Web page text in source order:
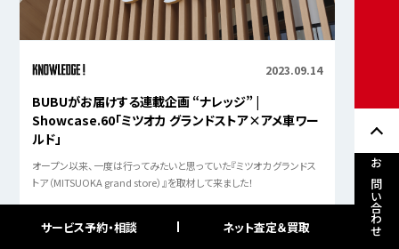
お問い合わせ
2023.09.14
BUBUがお届けする連載企画 “ナレッジ” |
Showcase.60「ミツオカ グランドストア×アメ車ワー
ルド」
オープン以来、一度は行ってみたいと思っていた『ミツオカ グランドス
トア（MITSUOKA grand store）』を取材して来ました！
サービス予約・相談 ネット査定＆買取